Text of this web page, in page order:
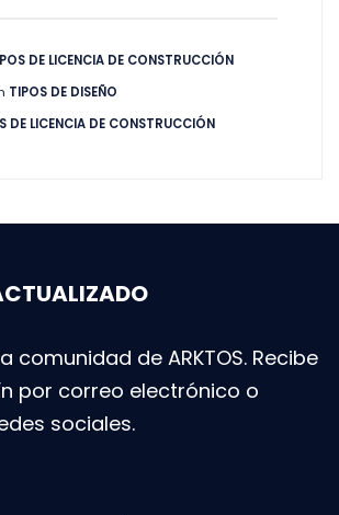
DE LICENCIA DE CONSTRUCCIÓN
TIPOS DE DISEÑO
DE LICENCIA DE CONSTRUCCIÓN
comunidad de ARKTOS. Recibe
por correo electrónico o
sociales.